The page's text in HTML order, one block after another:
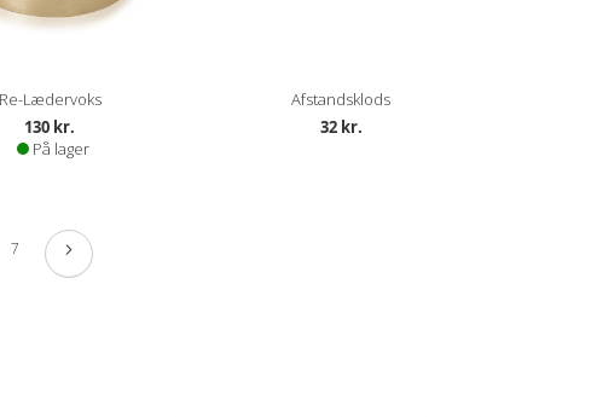
Re-Lædervoks
130 kr.
På lager
Afstandsklods
32 kr.
side
Side
7 Side
Næste